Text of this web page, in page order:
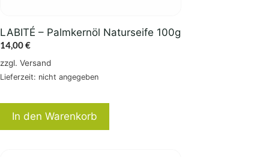
LABITÉ – Palmkernöl Naturseife 100g
14,00€
zzgl. Versand
Lieferzeit: nicht angegeben
In den Warenkorb